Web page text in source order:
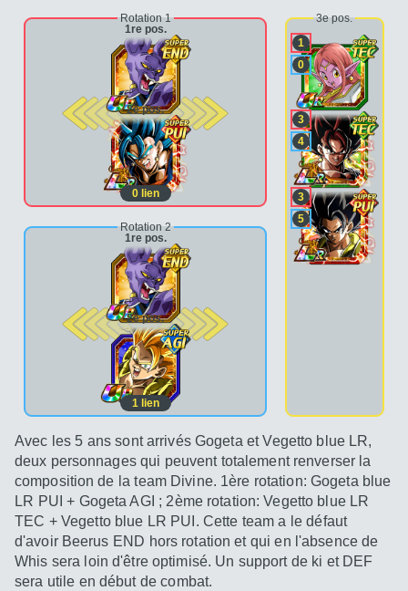
Rotation 1
1re pos.
2e pos.
0lien
Rotation 2
1re pos.
2e pos.
1 lien
3e pos.
1
0
3
4
3
5
Avec les 5 ans sont arrivés Gogeta et Vegetto blue LR,
deux personnages qui peuvent totalement renverser la
composition de la team Divine. 1ère rotation: Gogeta blue
LR PUI + Gogeta AGI ; 2ème rotation: Vegetto blue LR
TEC + Vegetto blue LR PUI. Cette team a le défaut
d'avoir Beerus END hors rotation et qui en l'absence de
Whis sera loin d'être optimisé. Un support de ki et DEF
sera utile en début de combat.